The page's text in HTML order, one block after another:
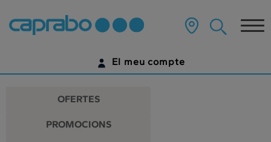
Promocions
descomptes
als
nostres
supermercats
contingut
pàgina
El meu compte
ENCARA NO TENS UN COMPTE DIGITAL?
OFERTES
PROMOCIONS